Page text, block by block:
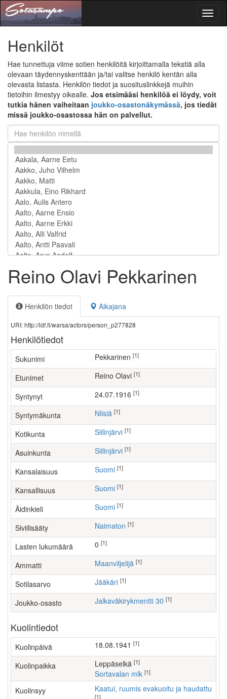
Henkilöt
Hae tunnettuja viime sotien henkilöitä kirjoittamalla tekstiä alla
olevaan täydennyskenttään ja/tai valitse henkilö kentän alla
olevasta listasta. Henkilön tiedot ja suosituslinkkejä muihin
tietoihin ilmestyy oikealle. Jos etsimääsi henkilöä ei löydy, voit
tutkia hänen vaiheitaan joukko-osastonäkymässä, jos tiedät
missä joukko-osastossa hän on palvellut.
Reino Olavi Pekkarinen
Henkilön tiedot Aikajana
URI: http://ldf.fi/warsa/actors/person_p277828
Henkilötiedot
Sukunimi Pekkarinen [1]
Etunimet Reino Olavi [1]
Syntynyt 24.07.1916 [1]
Syntymäkunta Nilsiä [1]
Kotikunta Siilinjärvi [1]
Asuinkunta Siilinjärvi [1]
Kansalaisuus Suomi [1]
Kansallisuus Suomi [1]
Äidinkieli Suomi [1]
Siviilisääty Naimaton [1]
Lasten lukumäärä [1]
Ammatti maanviljelijä [1]
Sotilasarvo Jääkäri [1]
Joukko-osasto Jalkaväkirykmentti 30 [1]
Kuolintiedot
Kuolinpäivä 18.08.1941 [1]
Kuolinpaikka Leppäselkä [1]
Sortavalan mlk [1]
Kuolinsyy Kaatui, ruumis evakuoitu ja haudattu
[1]